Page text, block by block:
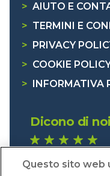
> AIUTO E
> TERMINI E
>
PRIVACY
> COOKIE
>
INFORMATIVA
Dicono di noi
Eccellente (4,8)
Questo sito web